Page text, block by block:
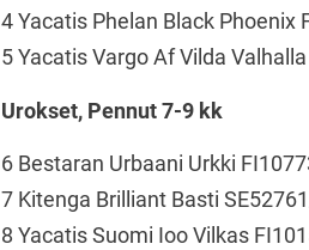
4 Yacatis Phelan Black Phoenix
5 Yacatis Vargo Af Vilda
Urokset, Pennut 7-9 kk
6 Bestaran Urbaani Urkki
7 Kitenga Brilliant Basti
8 Yacatis Suomi Ioo Vilkas